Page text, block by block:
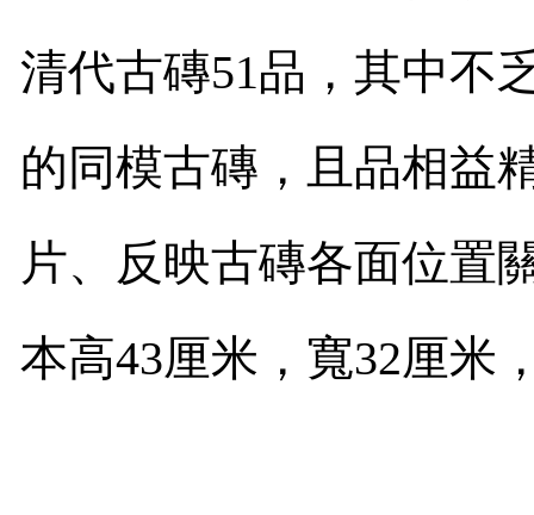
清代古磚51品，其中不
的同模古磚，且品相益
片、反映古磚各面位置
本高43厘米，寬32厘米